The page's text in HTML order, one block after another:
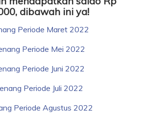
dibawah ini ya!
Periode Maret 2022
Periode Mei 2022
Periode Juni 2022
Periode Juli 2022
Periode Agustus 2022